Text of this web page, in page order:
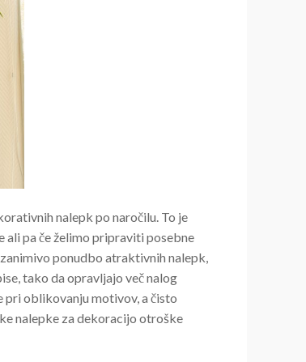
nalepk po naročilu. To je
ali pa če želimo pripraviti posebne
ponudbo atraktivnih nalepk,
tako da opravljajo več nalog
pri oblikovanju motivov, a čisto
nalepke za dekoracijo otroške